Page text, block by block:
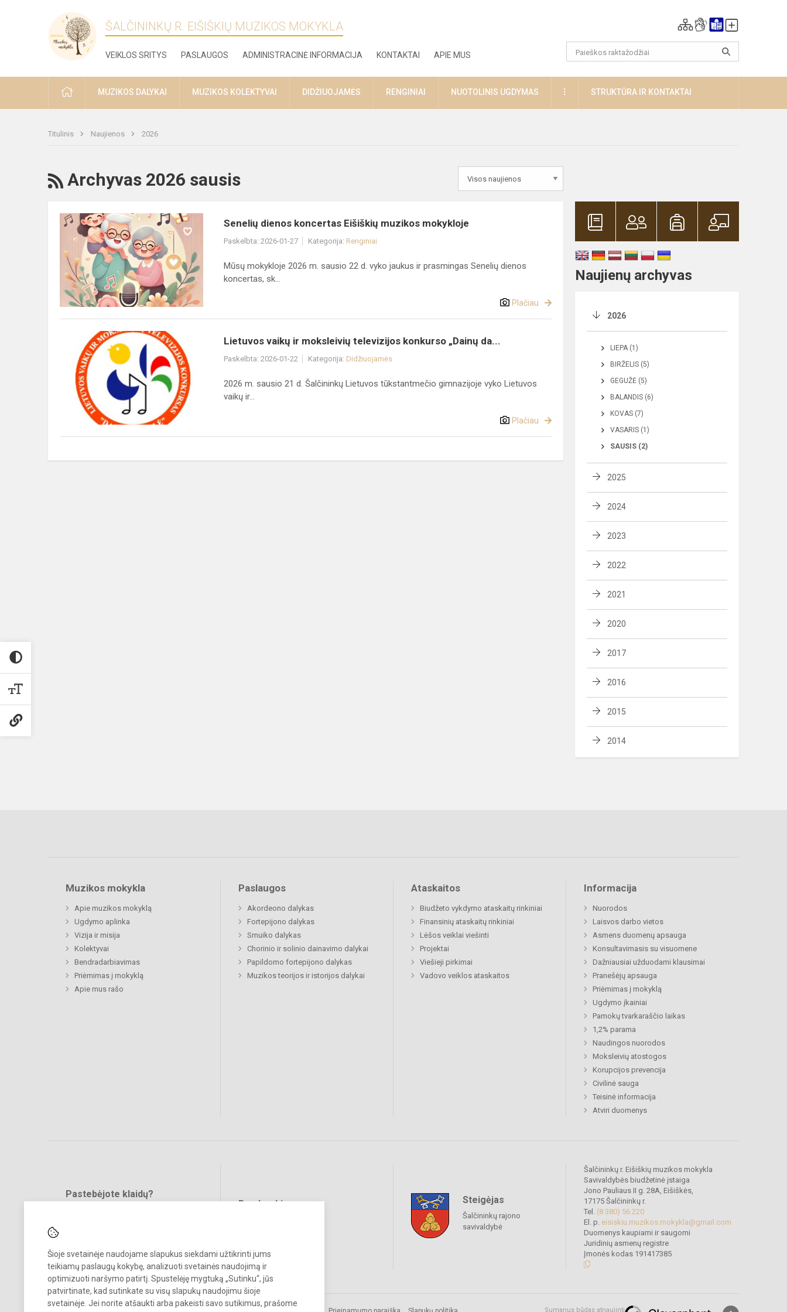
Šioje svetainėje naudojame slapukus siekdami užtikrinti jums
teikiamų paslaugų kokybę, analizuoti svetainės naudojimą ir
optimizuoti naršymo patirtį. Spustelėję mygtuką „Sutinku“, jūs
patvirtinate, kad sutinkate su visų slapukų naudojimu šioje
svetainėje. Jei norite atšaukti arba pakeisti savo sutikimus, prašome
ŠALČININKŲ R. EIŠIŠKIŲ MUZIKOS MOKYKLA
VEIKLOS SRITYS PASLAUGOS ADMINISTRACINĖ INFORMACIJA KONTAKTAI APIE MUS
PRADŽIAMUZIKOS DALYKAI MUZIKOS KOLEKTYVAI DIDŽIUOJAMĖS RENGINIAI NUOTOLINIS UGDYMAS DAUGIAUSTRUKTŪRA IR KONTAKTAI
Titulinis Naujienos 2026
RSS
Archyvas 2026 sausis
Senelių
dienos
koncertas
Eišiškių
muzikos
mokykloje
Senelių dienos koncertas Eišiškių muzikos mokykloje
Paskelbta: 2026-01-27 Kategorija: Renginiai
Mūsų mokykloje 2026 m. sausio 22 d. vyko jaukus ir prasmingas Senelių dienos
koncertas, sk...
Plačiau
Lietuvos
vaikų
moksleivių
televizijos
konkurso
da...
Lietuvos vaikų ir moksleivių televizijos konkurso „Dainų da...
Paskelbta: 2026-01-22 Kategorija: Didžiuojamės
2026 m. sausio 21 d. Šalčininkų Lietuvos tūkstantmečio gimnazijoje vyko Lietuvos
vaikų ir...
Plačiau
Naujienų archyvas
2026
LIEPA (1)
BIRŽELIS (5)
GEGUŽĖ (5)
BALANDIS (6)
KOVAS (7)
VASARIS (1)
SAUSIS (2)
2025
2024
2023
2022
2021
2020
2017
2016
2015
2014
Muzikos mokykla
Apie muzikos mokyklą
Ugdymo aplinka
Vizija ir misija
Kolektyvai
Bendradarbiavimas
Priėmimas į mokyklą
Apie mus rašo
Paslaugos
Akordeono dalykas
Fortepijono dalykas
Smuiko dalykas
Chorinio ir solinio dainavimo dalykai
Papildomo fortepijono dalykas
Muzikos teorijos ir istorijos dalykai
Ataskaitos
Biudžeto vykdymo ataskaitų rinkiniai
Finansinių ataskaitų rinkiniai
Lėšos veiklai viešinti
Projektai
Viešieji pirkimai
Vadovo veiklos ataskaitos
Informacija
Nuorodos
Laisvos darbo vietos
Asmens duomenų apsauga
Konsultavimasis su visuomene
Dažniausiai užduodami klausimai
Pranešėjų apsauga
Priėmimas į mokyklą
Ugdymo įkainiai
Pamokų tvarkaraščio laikas
1,2% parama
Naudingos nuorodos
Moksleivių atostogos
Korupcijos prevencija
Civilinė sauga
Teisinė informacija
Atviri duomenys
Pastebėjote klaidų?
Bendraukime Steigėjas
Šalčininkų rajono
savivaldybė
Šalčininkų r. Eišiškių muzikos mokykla
Savivaldybės biudžetinė įstaiga
Jono Pauliaus II g. 28A, Eišiškės,
17175 Šalčininkų r.
Tel. (8 380) 56 220
El. p. eisiskiu.muzikos.mokykla@gmail.com
Duomenys kaupiami ir saugomi
Juridinių asmenų registre
Įmonės kodas 191417385
© 2022. Šalčininkų r. Eišiškių muzikos mokykla. Visos teisės saugomos. Sumanus būdas atnaujinti